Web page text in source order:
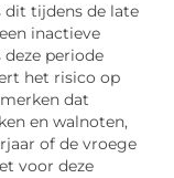
dit tijdens de late
inactieve
periode
het risico op
dat
en walnoten,
of de vroege
voor deze